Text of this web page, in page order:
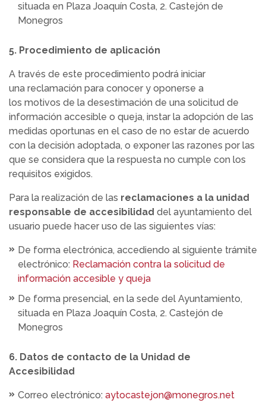
situada en Plaza Joaquín Costa, 2. Castejón de
Monegros
5. Procedimiento de aplicación
A través de este procedimiento podrá iniciar
una reclamación para conocer y oponerse a
los motivos de la desestimación de una solicitud de
información accesible o queja, instar la adopción de las
medidas oportunas en el caso de no estar de acuerdo
con la decisión adoptada, o exponer las razones por las
que se considera que la respuesta no cumple con los
requisitos exigidos.
Para la realización de las reclamaciones a la unidad
responsable de accesibilidad del ayuntamiento del
usuario puede hacer uso de las siguientes vías:
De forma electrónica, accediendo al siguiente trámite
electrónico: Reclamación contra la solicitud de
información accesible y queja
De forma presencial, en la sede del Ayuntamiento,
situada en Plaza Joaquín Costa, 2. Castejón de
Monegros
6. Datos de contacto de la Unidad de
Accesibilidad
Correo electrónico: aytocastejon@monegros.net